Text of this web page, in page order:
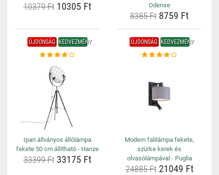
10379 Ft10305 Ft
Odense
8385 Ft 8759 Ft
ÚJDONSÁG KEDVEZMÉNY
Ipari állványos állólámpa
fekete 50 cm állítható - Hanze
33399 Ft33175 Ft
ÚJDONSÁG KEDVEZMÉNY
Modern falilámpa fekete,
szürke kerek és
olvasólámpával - Puglia
24885 Ft21049 Ft